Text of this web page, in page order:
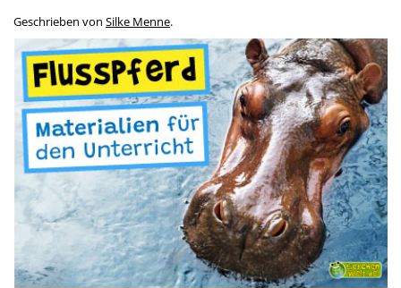
Geschrieben von Silke Menne.